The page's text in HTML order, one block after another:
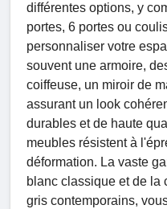
différentes options, y
portes, 6 portes ou
personnaliser votre
souvent une armoire,
coiffeuse, un miroir de
assurant un look
durables et de haute
meubles résistent à
déformation. La vaste
blanc classique et de la
gris contemporains,